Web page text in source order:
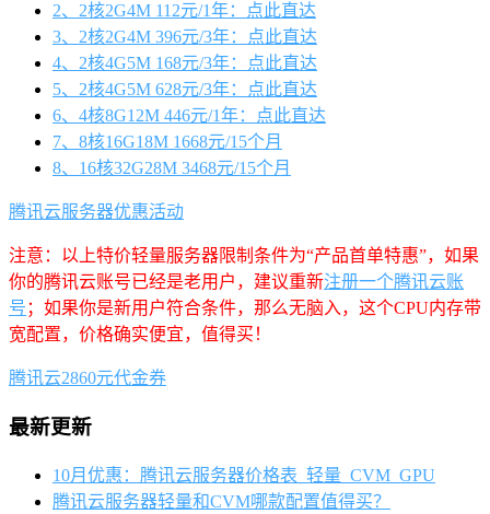
2、2核2G4M 112元/1年：点此直达
3、2核2G4M 396元/3年：点此直达
4、2核4G5M 168元/3年：点此直达
5、2核4G5M 628元/3年：点此直达
6、4核8G12M 446元/1年：点此直达
7、8核16G18M 1668元/15个月
8、16核32G28M 3468元/15个月
腾讯云服务器优惠活动
注意：以上特价轻量服务器限制条件为“产品首单特惠”，如果
你的腾讯云账号已经是老用户，建议重新注册一个腾讯云账
号 ；如果你是新用户符合条件，那么无脑入，这个CPU内存带
宽配置，价格确实便宜，值得买！
腾讯云2860元代金券
最新更新
10月优惠：腾讯云服务器价格表_轻量_CVM_GPU
腾讯云服务器轻量和CVM哪款配置值得买？